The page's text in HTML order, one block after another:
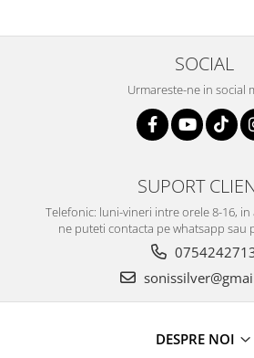
SOCIAL
Urmareste-ne in social
SUPORT
Telefonic: luni-vineri intre orele 8-16,
ne puteti contacta pe whatsapp sau
DESPRE NOI